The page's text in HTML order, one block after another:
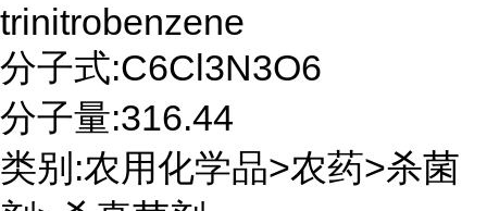
trinitrobenzene
分子式:C6Cl3N3O6
分子量:316.44
类别:农用化学品>农药>杀菌